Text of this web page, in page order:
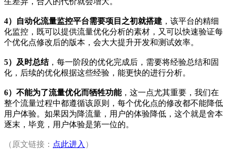
4）自动化流量监控平台需要项目之初就搭建 ，该平台的精细
化监控，既可以提供流量优化分析的素材，又可以快速验证每
个优化点修改后的版本，会大大提升开发和测试效率。
5）及时总结，每一阶段的优化完成后，需要将经验总结和固
化，后续的优化根据这些经验，能更快的进行分析。
6）不能为了流量优化而牺牲功能，这一点尤其重要，我们在
整个流量过程中都遵循该原则，每个优化点的修改都不能降低
用户体验。如果因为降流量，用户的体验降低，这个就是舍本
逐末，毕竟，用户体验是第一位的。
（原文链接： 点此进入 ）